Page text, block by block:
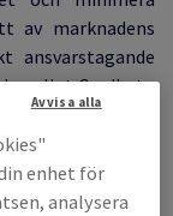
av marknadens
ansvarstagande
enligt Cradle to
enhet för
analysera
Avvisa alla